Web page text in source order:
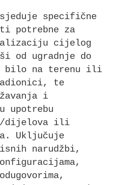
specifične
potrebne za
cijelog
od ugradnje do
bilo na terenu ili
te
i
upotrebu
dijelova ili
Uključuje
narudžbi,